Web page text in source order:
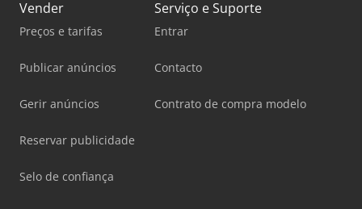
Vender
Preços e tarifas
Publicar anúncios
Gerir anúncios
Reservar publicidade
Selo de confiança
Serviço e Suporte
Entrar
Contacto
Contrato de compra modelo